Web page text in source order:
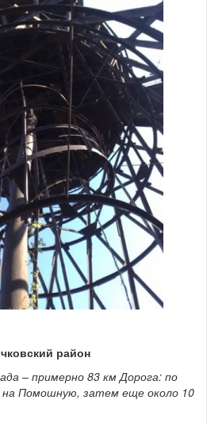
район
– примерно 83 км Дорога: по
на Помошную, затем еще около 10